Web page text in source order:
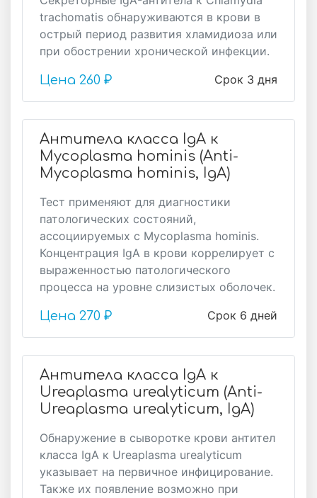
trachomatis обнаруживаются в крови в
острый период развития хламидиоза или
при обострении хронической инфекции.
Срок 3 дня
Цена 260 ₽
Антитела класса IgA к
Mycoplasma hominis (Anti-
Mycoplasma hominis, IgA)
Тест применяют для диагностики
патологических состояний,
ассоциируемых с Mycoplasma hominis.
Концентрация IgA в крови коррелирует с
выраженностью патологического
процесса на уровне слизистых оболочек.
Срок 6 дней
Цена 270 ₽
Антитела класса IgA к
Ureaplasma urealyticum (Anti-
Ureaplasma urealyticum, IgA)
Обнаружение в сыворотке крови антител
класса IgА к Ureaplasma urealyticum
указывает на первичное инфицирование.
Также их появление возможно при